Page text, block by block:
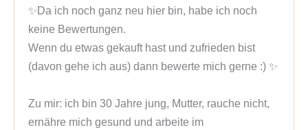
✨Da ich noch ganz neu hier bin, habe ich noch
keine Bewertungen.
Wenn du etwas gekauft hast und zufrieden bist
(davon gehe ich aus) dann bewerte mich gerne :) ✨
Zu mir: ich bin 30 Jahre jung, Mutter, rauche nicht,
ernähre mich gesund und arbeite im